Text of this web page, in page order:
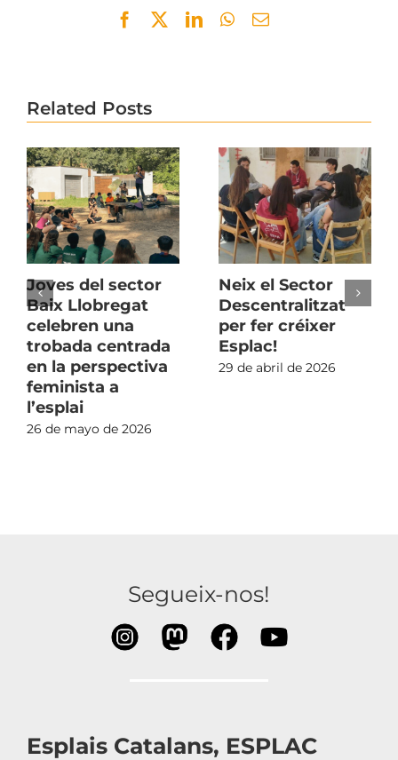
Facebook
TwitterLinkedInWhatsApp
Email
Related Posts
Joves del sector
Baix Llobregat
celebren una
trobada centrada
en la perspectiva
feminista a
l’esplai
26 de mayo de 2026
Neix el Sector
Descentralitzat
per fer créixer
Esplac!
29 de abril de 2026
Segueix-nos!
Esplais Catalans, ESPLAC